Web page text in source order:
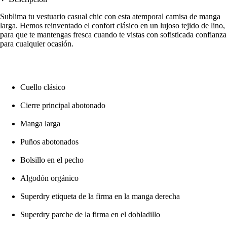
Sublima tu vestuario casual chic con esta atemporal camisa de manga
larga. Hemos reinventado el confort clásico en un lujoso tejido de lino,
para que te mantengas fresca cuando te vistas con sofisticada confianza
para cualquier ocasión.
Cuello clásico
Cierre principal abotonado
Manga larga
Puños abotonados
Bolsillo en el pecho
Algodón orgánico
Superdry etiqueta de la firma en la manga derecha
Superdry parche de la firma en el dobladillo